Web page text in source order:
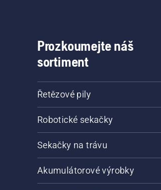
Prozkoumejte náš
sortiment
Řetězové pily
Robotické sekačky
Sekačky na trávu
Akumulátorové výrobky